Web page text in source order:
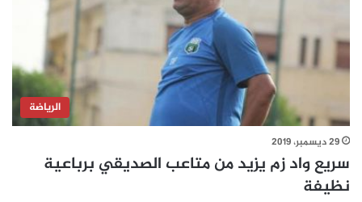
الرياضة
29 ديسمبر، 2019
سريع واد زم يزيد من متاعب الصديقي برباعية
نظيفة